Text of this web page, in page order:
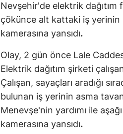
Nevşehir'de elektrik dağıtım
çökünce alt kattaki iş yerinin
kamerasına yansıdı.
Olay, 2 gün önce Lale
Elektrik dağıtım şirketi
Çalışan, sayaçları aradığı
bulunan iş yerinin asma
Menevşe'nin yardımı ile
kamerasına yansıdı.